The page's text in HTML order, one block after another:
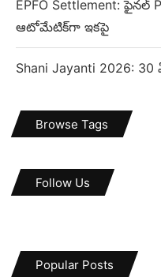
EPFO Settlement:
ఆటోమేటిక్‌గా ఇకపై
Shani Jayanti 2026:
Browse Tags
Follow Us
Popular Posts